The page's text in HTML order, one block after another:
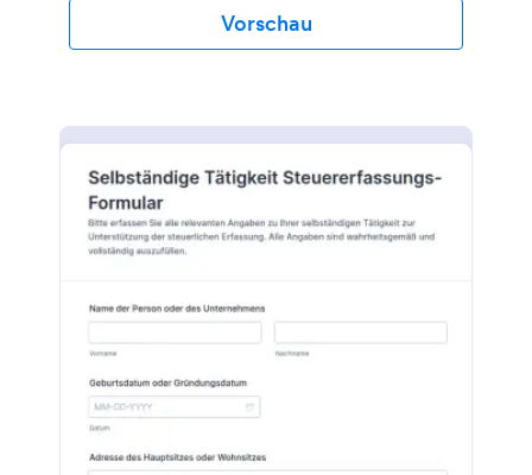
erhalten oder eine Mitgliedschaft beantragen,
indem sie sich online registrieren. Sie brauchen das
ganz einfach persönliche Daten und
zur Registrierung beschreiben und sogar Zahlungen
einreichen, falls erforderlich. Jede Übermittlung
wird in einem sicheren Jotform-Konto gespeichert,
auf das Sie von jedem Gerät aus zugreifen können.
landwirtschaftliche Betriebe anzupassen. Mit
unserem Formulargenerator, den Sie per Drag &
Programmierkenntnisse nötig, um das
herauszufiltern, was Sie nicht wollen. Erfassen Sie
Formularfelder hinzufügen, und verleihen Sie Ihrem
Vorschau